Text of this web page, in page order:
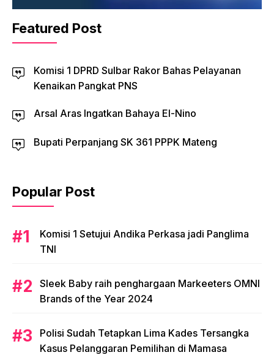
Featured Post
Komisi 1 DPRD Sulbar Rakor Bahas Pelayanan
Kenaikan Pangkat PNS
Arsal Aras Ingatkan Bahaya El-Nino
Bupati Perpanjang SK 361 PPPK Mateng
Popular Post
Komisi 1 Setujui Andika Perkasa jadi Panglima
TNI
Sleek Baby raih penghargaan Markeeters OMNI
Brands of the Year 2024
Polisi Sudah Tetapkan Lima Kades Tersangka
Kasus Pelanggaran Pemilihan di Mamasa